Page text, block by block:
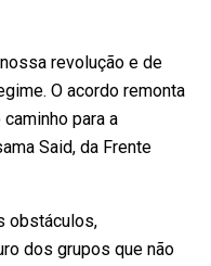
revolução e de
O acordo remonta
para a
Said, da Frente
obstáculos,
dos grupos que não